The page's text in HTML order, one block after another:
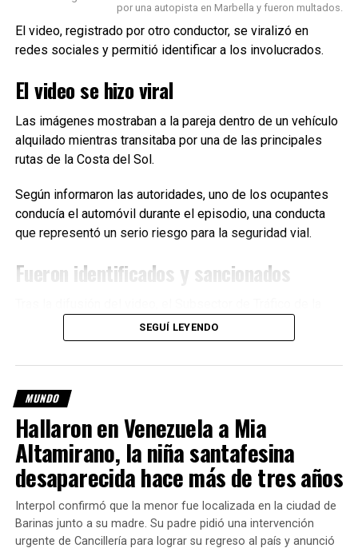
desastre desatado, la presidenta interina Delcy Rodríguez
declaró el estado de emergencia. Además, estimó que
aunque la cifra podría incrementarse con el correr de las
horas.
“Podemos afirmar que la situación en La Guaira es una
conferencia de prensa que brindó por la noche. Asimismo,
indicó que los servicios de emergencia trabajaban en
“salvar tantas vidas como Dios lo permita”.
TEMAS RELACIONADOS:
Terremoto en Venezuela: ya hubo más de 300 réplicas y
Dos terremotos en Venezuela dejaron al menos 164
muertos
por una autopista en Marbella y fueron multados.
El video, registrado por otro conductor, se viralizó en
redes sociales y permitió identificar a los involucrados.
El video se hizo viral
Las imágenes mostraban a la pareja dentro de un vehículo
alquilado mientras transitaba por una de las principales
rutas de la Costa del Sol.
Según informaron las autoridades, uno de los ocupantes
conducía el automóvil durante el episodio, una conducta
que representó un serio riesgo para la seguridad vial.
Fueron identificados y sancionados
Guardia Civil de Málaga inició una investigación que
permitió localizar el vehículo e identificar a sus ocupantes.
debieron abonar las multas en el momento, tal como
establece la normativa para ciudadanos extranjeros.
Multados dos turistas
extranjeros por mantener
relaciones sexuales en un
SEGUÍ LEYENDO
MUNDO
Hallaron en Venezuela a Mia
Altamirano, la niña santafesina
desaparecida hace más de tres años
Interpol confirmó que la menor fue localizada en la ciudad de
Barinas junto a su madre. Su padre pidió una intervención
urgente de Cancillería para lograr su regreso al país y anunció